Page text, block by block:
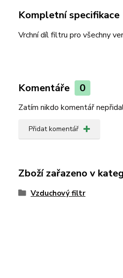
Kompletní specifikace
Vrchní díl filtru pro všechny
Komentáře 0
Zatím nikdo komentář
Přidat komentář
Zboží zařazeno v
Vzduchový filtr